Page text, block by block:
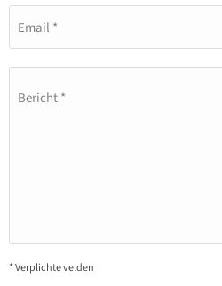
Email *
Bericht *
* Verplichte velden